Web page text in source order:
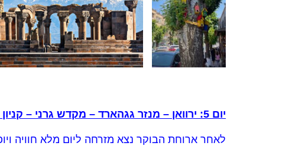
יום 5: ירוואן – מנזר גגהארד – מקדש גרני – קניון סימפוניית האבנים
לאחר ארוחת הבוקר נצא מזרחה ליום מלא חוויה